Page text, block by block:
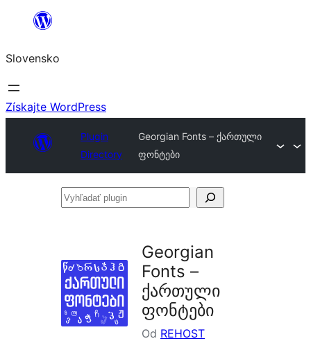
Prejsť
obsah
Slovensko
Získajte WordPress
Plugin
Directory
Georgian Fonts – ქართული
ფონტები
Vyhľadať
Georgian
Fonts –
ქართული
ფონტები
Od REHOST